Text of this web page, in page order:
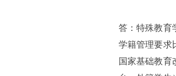
答：特殊教育
学籍管理要求
国家基础教育